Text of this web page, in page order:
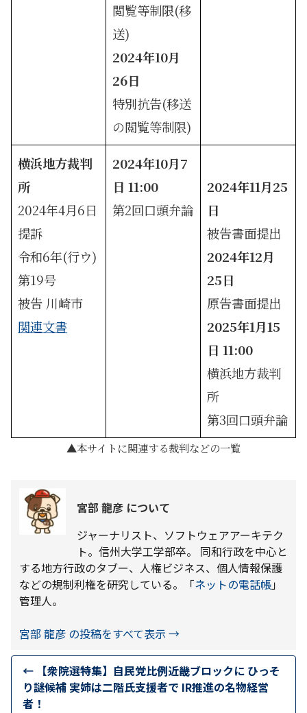
閲覧等制限(移
送)
2024年10月
26日
特別抗告(移送
の閲覧等制限)
横浜地方裁判
所
2024年4月6日
提訴
令和6年(行ウ)
第19号
被告 川崎市
関連文書
2024年10月7
日 11:00
第2回口頭弁論
2024年11月25
日
被告書面提出
2024年12月
25日
原告書面提出
2025年1月15
日 11:00
横浜地方裁判
所
第3回口頭弁論
本サイトに関連する裁判などの一覧
宮部 龍彦 について
ジャーナリスト、ソフトウェアアーキテク
ト。信州大学工学部卒。 同和行政を中心と
する地方行政のタブー、人権ビジネス、個人情報保護
などの規制利権を研究している。「ネットの電話帳」
管理人。
宮部 龍彦 の投稿をすべて表示 →
← 【衆院選特集】自民党比例近畿ブロックに ひっそ
り謎候補 実姉は二階氏支援者で IR推進の名物経営
者！